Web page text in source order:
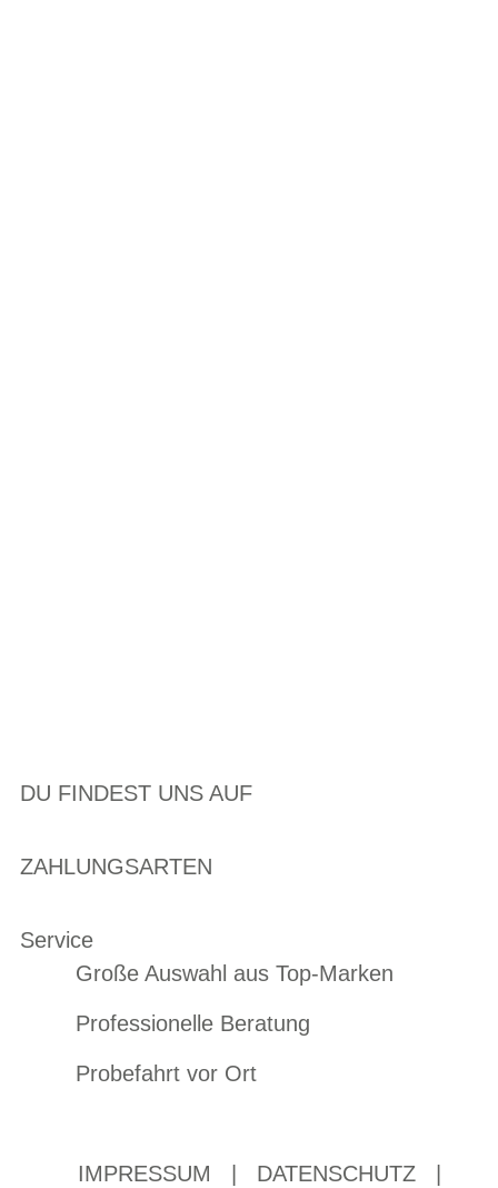
DU FINDEST UNS AUF
ZAHLUNGSARTEN
Service
Große Auswahl aus Top-Marken
Professionelle Beratung
Probefahrt vor Ort
IMPRESSUM DATENSCHUTZ